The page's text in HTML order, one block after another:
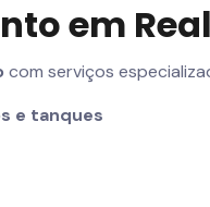
em
com serviços
e tanques